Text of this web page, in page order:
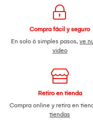
Compra fácil y seguro
En solo 6 simples pasos, ve
video
Retiro en tienda
Compra online y retira en
tiendas